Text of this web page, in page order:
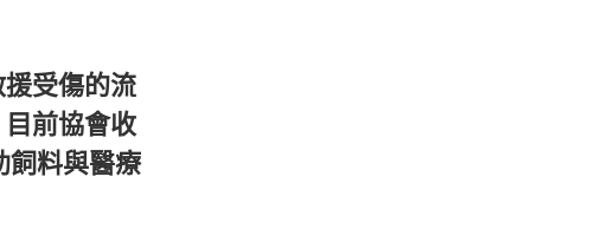
受傷的流
前協會收
飼料與醫療